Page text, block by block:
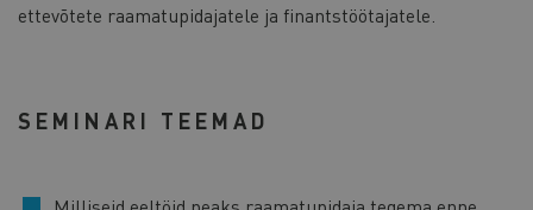
ettevõtete raamatupidajatele ja finantstöötajatele.
SEMINARI TEEMAD